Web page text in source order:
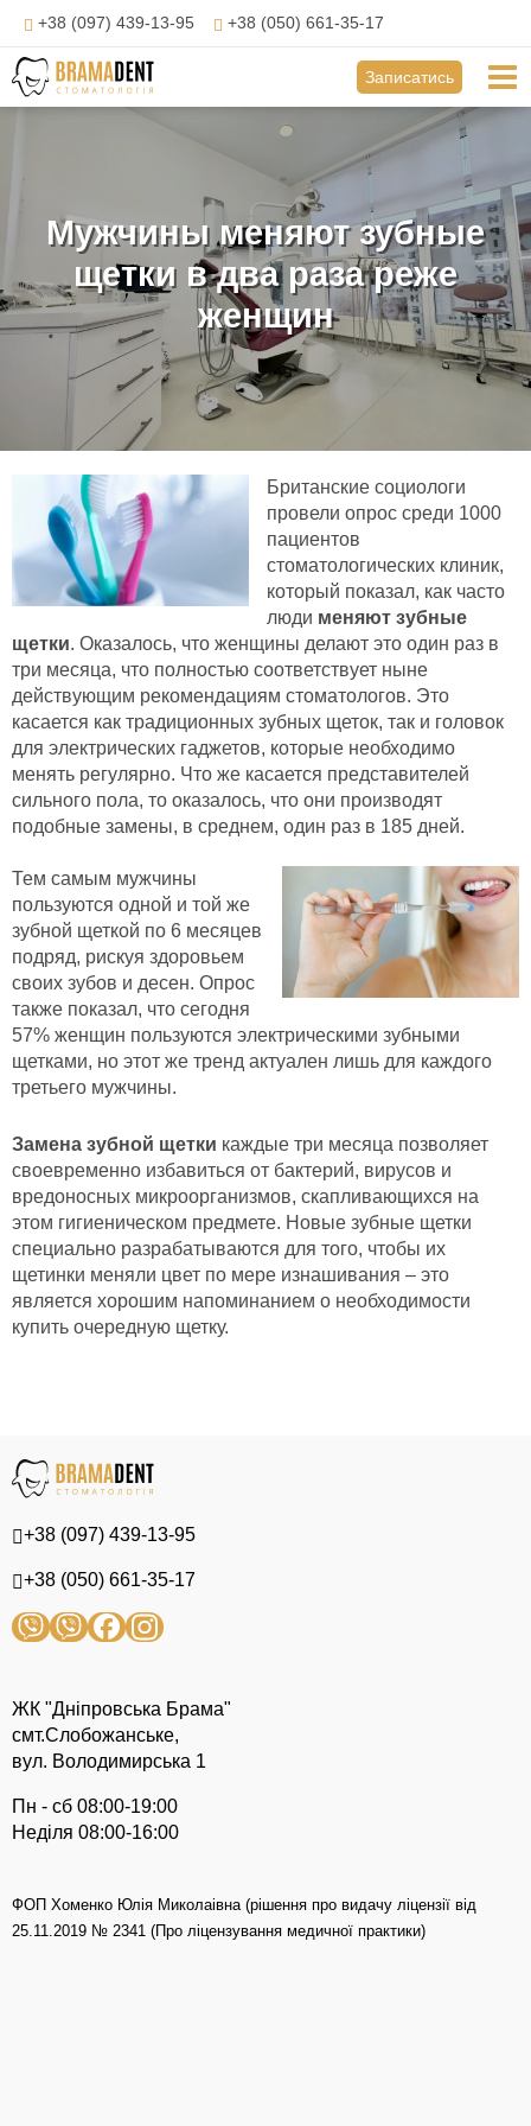
вмісту
+38 (097) 439-13-95 +38 (050) 661-35-17
Записатись
Мужчины меняют зубные
щетки в два раза реже
женщин
Британские социологи
провели опрос среди 1000
пациентов
стоматологических клиник,
который показал, как часто
люди меняют зубные
щетки. Оказалось, что женщины делают это один раз в
три месяца, что полностью соответствует ныне
действующим рекомендациям стоматологов. Это
касается как традиционных зубных щеток, так и головок
для электрических гаджетов, которые необходимо
менять регулярно. Что же касается представителей
сильного пола, то оказалось, что они производят
подобные замены, в среднем, один раз в 185 дней.
Тем самым мужчины
пользуются одной и той же
зубной щеткой по 6 месяцев
подряд, рискуя здоровьем
своих зубов и десен. Опрос
также показал, что сегодня
57% женщин пользуются электрическими зубными
щетками, но этот же тренд актуален лишь для каждого
третьего мужчины.
Замена зубной щетки каждые три месяца позволяет
своевременно избавиться от бактерий, вирусов и
вредоносных микроорганизмов, скапливающихся на
этом гигиеническом предмете. Новые зубные щетки
специально разрабатываются для того, чтобы их
щетинки меняли цвет по мере изнашивания – это
является хорошим напоминанием о необходимости
купить очередную щетку.
+38 (097) 439-13-95
+38 (050) 661-35-17
ЖК "Дніпровська Брама"
смт.Слобожанське,
вул. Володимирська 1
Пн - сб 08:00-19:00
Неділя 08:00-16:00
ФОП Хоменко Юлія Миколаівна (рішення про видачу ліцензії від
25.11.2019 № 2341 (Про ліцензування медичної практики)